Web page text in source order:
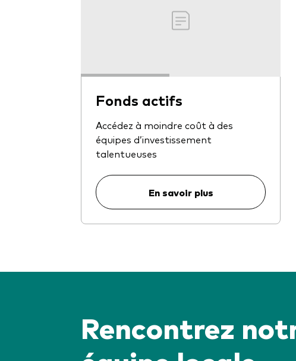
Fonds actifs
Accédez à moindre coût à des
équipes d’investissement
talentueuses
En savoir plus
Rencontrez